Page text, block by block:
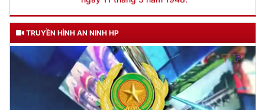
TRUYỀN HÌNH AN NINH HP